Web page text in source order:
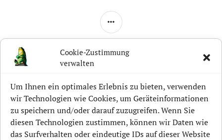
Cookie-Zustimmung
verwalten
Um Ihnen ein optimales Erlebnis zu bieten, verwenden
wir Technologien wie Cookies, um Geräteinformationen
zu speichern und/oder darauf zuzugreifen. Wenn Sie
diesen Technologien zustimmen, können wir Daten wie
das Surfverhalten oder eindeutige IDs auf dieser Website
SEITENLEISTE
Lockwitz-Geschichte
Mitmachen
Unterstützen